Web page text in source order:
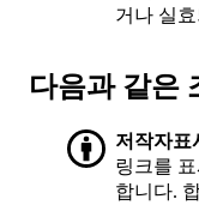
거나 실
다음과 같은
저작자표
링크를
합니다.